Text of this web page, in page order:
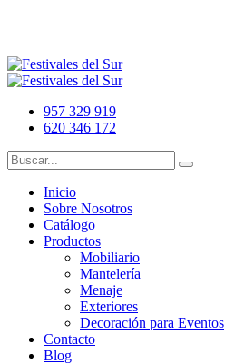
957 329 919
620 346 172
Inicio
Sobre Nosotros
Catálogo
Productos
Mobiliario
Mantelería
Menaje
Exteriores
Decoración para Eventos
Contacto
Blog